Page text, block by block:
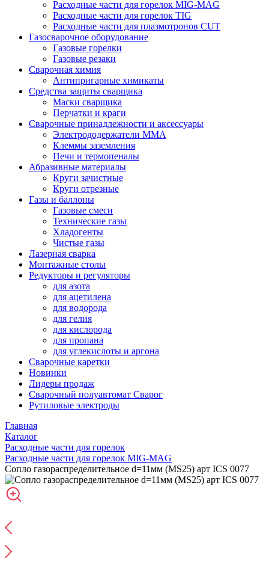
Расходные части для горелок MIG-MAG
Расходные части для горелок TIG
Расходные части для плазмотронов CUT
Газосварочное оборудование
Газовые горелки
Газовые резаки
Сварочная химия
Антипригарные химикаты
Средства защиты сварщика
Маски сварщика
Перчатки и краги
Сварочные принадлежности и аксессуары
Электрододержатели MMA
Клеммы заземления
Печи и термопеналы
Абразивные материалы
Круги зачистные
Круги отрезные
Газы и баллоны
Газовые смеси
Технические газы
Хладогенты
Чистые газы
Лазерная сварка
Монтажные столы
Редукторы и регуляторы
для азота
для ацетилена
для водорода
для гелия
для кислорода
для пропана
для углекислоты и аргона
Сварочные каретки
Новинки
Лидеры продаж
Сварочный полуавтомат Сварог
Рутиловые электроды
Главная
Каталог
Расходные части для горелок
Расходные части для горелок MIG-MAG
Сопло газораспределительное d=11мм (MS25) арт ICS 0077